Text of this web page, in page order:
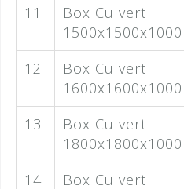
11
Box Culvert
1500x1500x1000
12
Box Culvert
1600x1600x1000
13
Box Culvert
1800x1800x1000
14
Box Culvert